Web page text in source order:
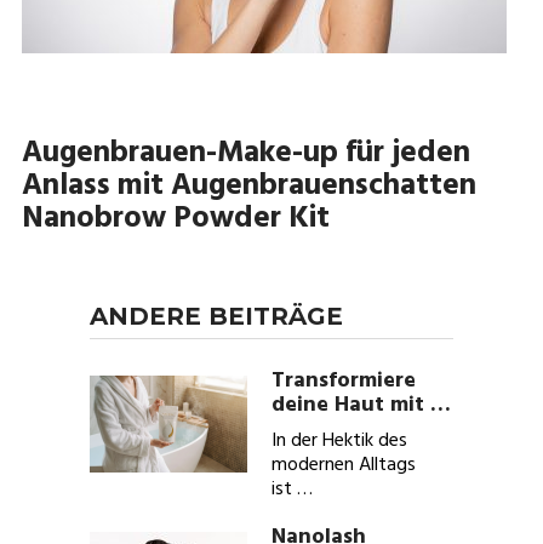
Augenbrauen-Make-up für jeden
Anlass mit Augenbrauenschatten
Nanobrow Powder Kit
ANDERE BEITRÄGE
Transformiere
deine Haut mit …
In der Hektik des
modernen Alltags
ist …